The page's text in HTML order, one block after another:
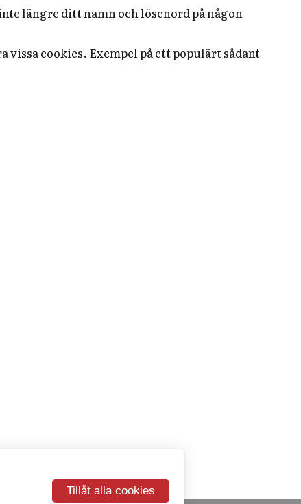
längre ditt namn och lösenord på någon
cookies. Exempel på ett populärt sådant
Tillåt alla cookies